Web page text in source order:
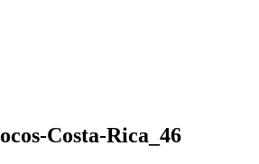
Costa-Rica_46